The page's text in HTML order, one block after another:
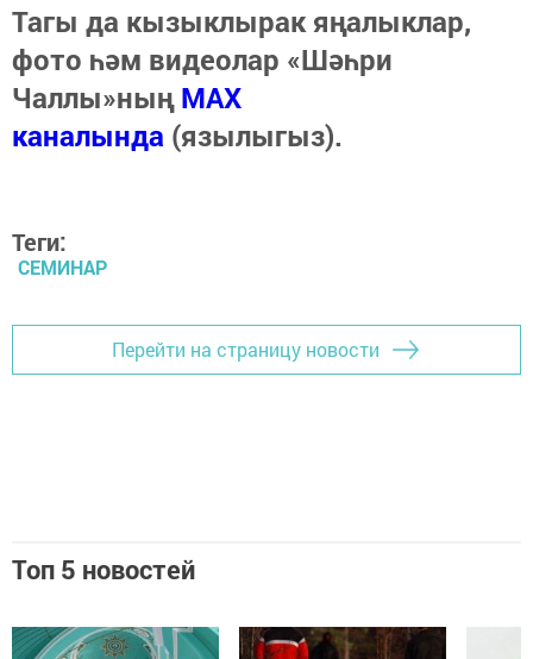
Тагы да кызыклырак яңалыклар,
фото һәм видеолар «Шәһри
Чаллы»ныңMAX
каналында (язылыгыз).
Теги:
СЕМИНАР
Перейти на страницу новости
Топ 5 новостей